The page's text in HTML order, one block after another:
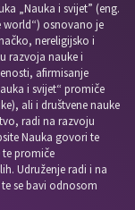
„Nauka i svijet” (eng.
world“) osnovano je
nereligijsko i
razvoja nauke i
afirmisanje
i svijet“ promiče
ali i društvene nauke
radi na razvoju
Nauka govori te
promiče
Udruženje radi i na
se bavi odnosom